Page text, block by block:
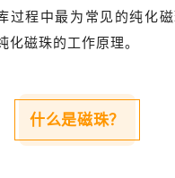
过程中最为常见的纯化
化磁珠的工作原理。
什么是磁珠？